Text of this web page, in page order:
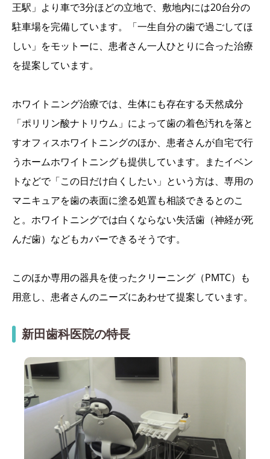
王駅」より車で3分ほどの立地で、敷地内には20台分の
駐車場を完備しています。「一生自分の歯で過ごしてほ
しい」をモットーに、患者さん一人ひとりに合った治療
を提案しています。
ホワイトニング治療では、生体にも存在する天然成分
「ポリリン酸ナトリウム」によって歯の着色汚れを落と
すオフィスホワイトニングのほか、患者さんが自宅で行
うホームホワイトニングも提供しています。またイベン
トなどで「この日だけ白くしたい」という方は、専用の
マニキュアを歯の表面に塗る処置も相談できるとのこ
と。ホワイトニングでは白くならない失活歯（神経が死
んだ歯）などもカバーできるそうです。
このほか専用の器具を使ったクリーニング（PMTC）も
用意し、患者さんのニーズにあわせて提案しています。
新田歯科医院の特長